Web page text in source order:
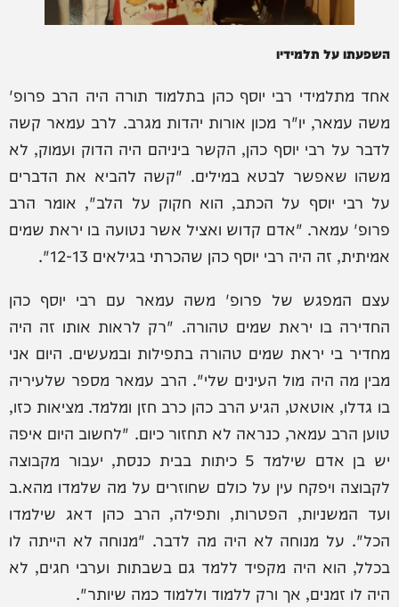
השפעתו על תלמידיו
אחד מתלמידי רבי יוסף כהן בתלמוד תורה היה הרב פרופ'
משה עמאר, יו"ר מכון אורות יהדות מגרב. לרב עמאר קשה
לדבר על רבי יוסף כהן, הקשר ביניהם היה הדוק ועמוק, לא
משהו שאפשר לבטא במילים. "קשה להביא את הדברים
על רבי יוסף על הכתב, הוא חקוק על הלב", אומר הרב
פרופ' עמאר. "אדם קדוש ואציל אשר נטועה בו יראת שמים
אמיתית, זה היה רבי יוסף כהן שהכרתי בגילאים 12-13".
עצם המפגש של פרופ' משה עמאר עם רבי יוסף כהן
החדירה בו יראת שמים טהורה. "רק לראות אותו זה היה
מחדיר בי יראת שמים טהורה בתפילות ובמעשים. היום אני
מבין מה היה מול העינים שלי". הרב עמאר מספר שלעיריה
בו גדלו, אוטאט, הגיע הרב כהן כרב חזן ומלמד. מציאות כזו,
טוען הרב עמאר, כנראה לא תחזור כיום. "לחשוב היום איפה
יש בן אדם שילמד 5 כיתות בבית כנסת, יעבור מקבוצה
לקבוצה ויפקח עין על כולם שחוזרים על מה שלמדו מהא.ב
ועד המשניות, הפטרות, ותפילה, הרב כהן דאג שילמדו
הכל". על מנוחה לא היה מה לדבר. "מנוחה לא הייתה לו
בכלל, הוא היה מקפיד ללמד גם בשבתות וערבי חגים, לא
היה לו זמנים, אך ורק ללמוד וללמוד כמה שיותר".